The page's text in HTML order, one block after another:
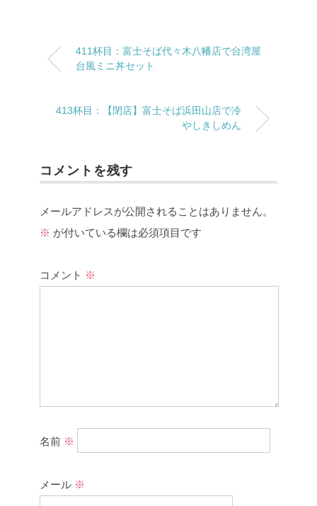
411杯目：富士そば代々木八幡店で台湾屋
台風ミニ丼セット
413杯目：【閉店】富士そば浜田山店で冷
やしきしめん
コメントを残す
メールアドレスが公開されることはありません。
※ が付いている欄は必須項目です
コメント ※
名前 ※
メール ※